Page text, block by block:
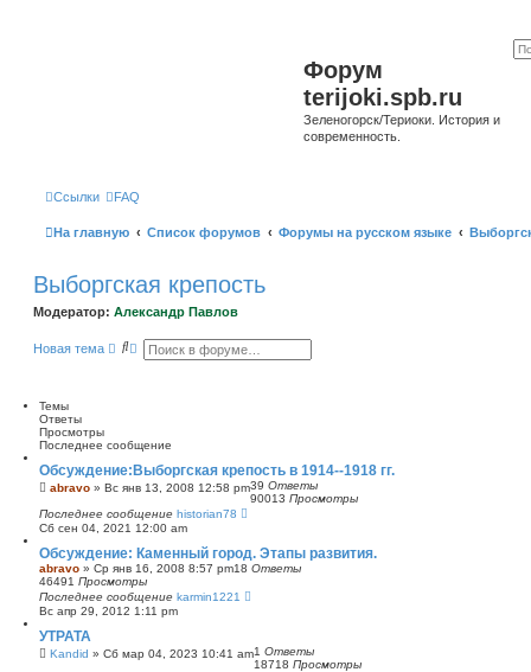
Форум
terijoki.spb.ru
Зеленогорск/Териоки. История и
современность.
Ссылки FAQ
На главную Список форумов Форумы на русском языке
Выборгская крепость
Модератор: Александр Павлов
Новая тема
П Р
н
ы
й
о
и
к
Темы
Ответы
Просмотры
Последнее сообщение
Обсуждение:Выборгская крепость в 1914--1918 гг.
abravo » Вс янв 13, 2008 12:58 pm39 Ответы
90013 Просмотры
Последнее сообщение historian78
Сб сен 04, 2021 12:00 am
Обсуждение: Каменный город. Этапы развития.
abravo » Ср янв 16, 2008 8:57 pm18 Ответы
46491 Просмотры
Последнее сообщение karmin1221
Вс апр 29, 2012 1:11 pm
УТРАТА
Kandid » Сб мар 04, 2023 10:41 am1 Ответы
18718 Просмотры